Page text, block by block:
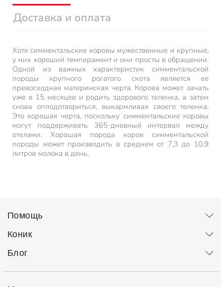
Доставка и оплата
Хотя симментальские коровы мужественные и крупные,
у них хороший темперамент и они просты в обращении.
Одной из важных характеристик симментальской
породы крупного рогатого скота является ее
превосходная материнская черта. Корова может зачать
уже в 15 месяцев и родить здорового теленка, а затем
снова оплодотвориться, выкармливая своего теленка.
Это хорошая черта, поскольку симментальские коровы
могут поддерживать 365-дневный интервал между
отелами. Хорошая порода коров симментальской
породы может производить в среднем от 7,3 до 10,9
литров молока в день.
Помощь
Коник
Блог